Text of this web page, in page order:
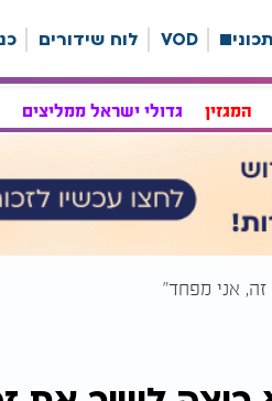
VOD לוח שידורים
המגזין גדולי ישראל ממליצים
אני מפחד"